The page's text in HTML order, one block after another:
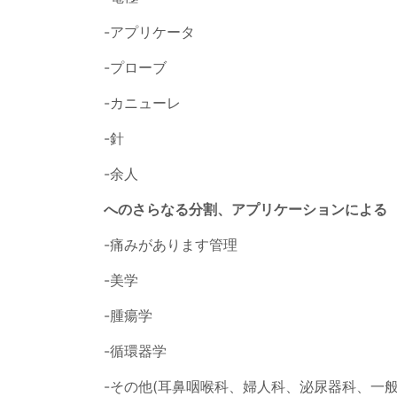
-アプリケータ
-プローブ
-カニューレ
-針
-余人
へのさらなる分割、アプリケーションによる
-痛みがあります管理
-美学
-腫瘍学
-循環器学
-その他(耳鼻咽喉科、婦人科、泌尿器科、一